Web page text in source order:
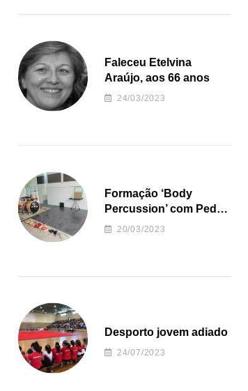
Faleceu Etelvina
Araújo, aos 66 anos
24/03/2023
Formação ‘Body
Percussion’ com Pedro
Almeida
20/03/2023
Desporto jovem adiado
24/07/2023